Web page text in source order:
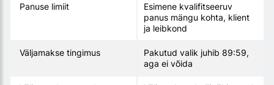
Panuse limiit
Esimene kvalifitseeruv
panus mängu kohta, klient
ja leibkond
Väljamakse tingimus
Pakutud valik juhib 89:59,
aga ei võida